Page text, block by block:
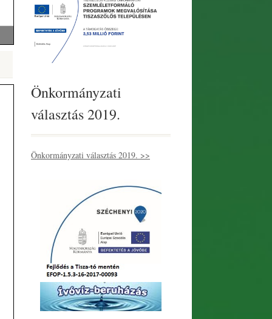
Önkormányzati
választás 2019.
Önkormányzati választás 2019. >>